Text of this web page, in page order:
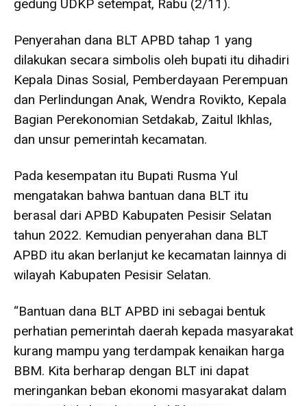
gedung UDKP setempat, Rabu (2/11).
Penyerahan dana BLT APBD tahap 1 yang
dilakukan secara simbolis oleh bupati itu dihadiri
Kepala Dinas Sosial, Pemberdayaan Perempuan
dan Perlindungan Anak, Wendra Rovikto, Kepala
Bagian Perekonomian Setdakab, Zaitul Ikhlas,
dan unsur pemerintah kecamatan.
Pada kesempatan itu Bupati Rusma Yul
mengatakan bahwa bantuan dana BLT itu
berasal dari APBD Kabupaten Pesisir Selatan
tahun 2022. Kemudian penyerahan dana BLT
APBD itu akan berlanjut ke kecamatan lainnya di
wilayah Kabupaten Pesisir Selatan.
“Bantuan dana BLT APBD ini sebagai bentuk
perhatian pemerintah daerah kepada masyarakat
kurang mampu yang terdampak kenaikan harga
BBM. Kita berharap dengan BLT ini dapat
meringankan beban ekonomi masyarakat dalam